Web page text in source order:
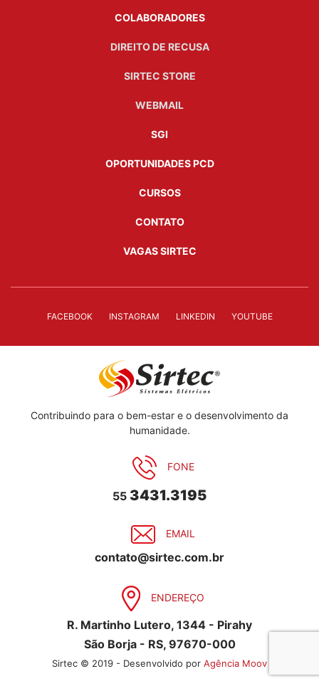
COLABORADORES
DIREITO DE RECUSA
SIRTEC STORE
WEBMAIL
SGI
OPORTUNIDADES PCD
CURSOS
CONTATO
VAGAS SIRTEC
FACEBOOK INSTAGRAM LINKEDIN YOUTUBE
Contribuindo para o bem-estar e o desenvolvimento da
humanidade.
FONE
55 3431.3195
EMAIL
contato@sirtec.com.br
ENDEREÇO
R. Martinho Lutero, 1344 - Pirahy
São Borja - RS, 97670-000
Sirtec © 2019 - Desenvolvido por Agência Moov